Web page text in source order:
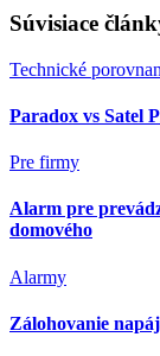
Súvisiace
Technické
Paradox vs Satel
Pre firmy
Alarm pre
domového
Alarmy
Zálohovanie